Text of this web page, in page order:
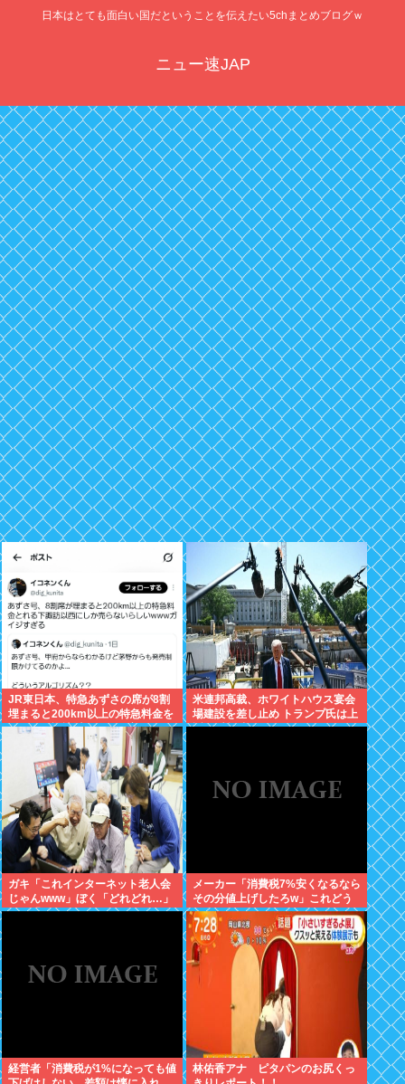
日本はとても面白い国だということを伝えたい5chまとめブログｗ
ニュー速JAP
JR東日本、特急あずさの席が8割
埋まると200km以上の特急料金を
取れる下諏訪以西からの客にしか
売らない模様
米連邦高裁、ホワイトハウス宴会
場建設を差し止め トランプ氏は上
訴へ 建設中なんだがどうなるの?
ガキ「これインターネット老人会
じゃんwww」ぼく「どれどれ…」
ガキ「ニコニコ！らきすた！ボカ
メーカー「消費税7%安くなるなら
その分値上げしたろw」これどう
すんの？
経営者「消費税が1%になっても値
林佑香アナ ピタパンのお尻くっ